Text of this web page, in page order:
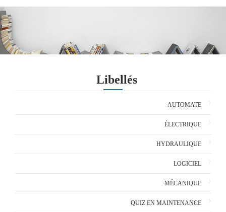
Libellés
AUTOMATE
ÉLECTRIQUE
HYDRAULIQUE
LOGICIEL
MÉCANIQUE
QUIZ EN MAINTENANCE